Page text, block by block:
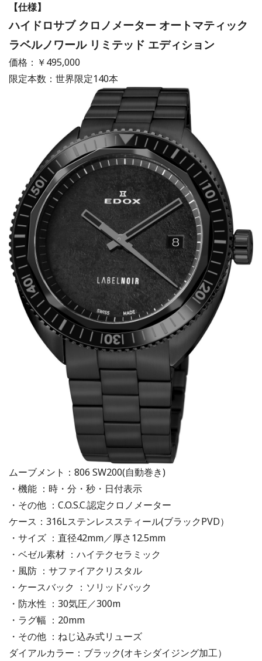
【仕様】
ハイドロサブ クロノメーター オートマティック
ラベルノワール リミテッド エディション
価格：￥495,000
限定本数：世界限定140本
ムーブメント：806 SW200(自動巻き)
・機能 ：時・分・秒・日付表示
・その他 ：C.O.S.C.認定クロノメーター
ケース：316Lステンレススティール(ブラックPVD）
・サイズ ：直径42mm／厚さ12.5mm
・ベゼル素材 ：ハイテクセラミック
・風防 ：サファイアクリスタル
・ケースバック ：ソリッドバック
・防水性 ：30気圧／300m
・ラグ幅 ：20mm
・その他 ：ねじ込み式リューズ
ダイアルカラー：ブラック(オキシダイジング加工）